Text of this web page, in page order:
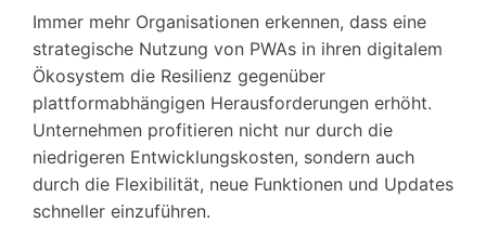
Immer mehr Organisationen erkennen, dass eine
strategische Nutzung von PWAs in ihren digitalem
Ökosystem die Resilienz gegenüber
plattformabhängigen Herausforderungen erhöht.
Unternehmen profitieren nicht nur durch die
niedrigeren Entwicklungskosten, sondern auch
durch die Flexibilität, neue Funktionen und Updates
schneller einzuführen.